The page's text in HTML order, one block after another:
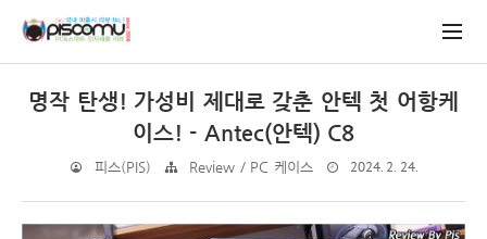
명작 탄생! 가성비 제대로 갖춘 안텍 첫 어항케
이스! - Antec(안텍) C8
피스(PIS) Review / PC 케이스 2024. 2. 24.